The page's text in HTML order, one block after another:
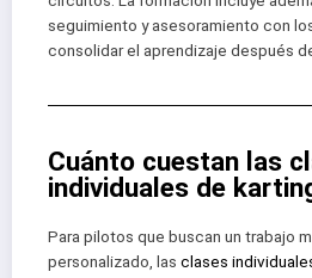
seguimiento y asesoramiento con
consolidar el aprendizaje después
Cuánto cuestan las
individuales de
Para pilotos que buscan un trabajo
personalizado, las clases